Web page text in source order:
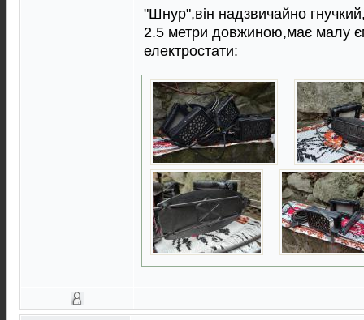
"Шнур",вiн надзвичайно
2.5 метри довжиною,має малу
електростати: